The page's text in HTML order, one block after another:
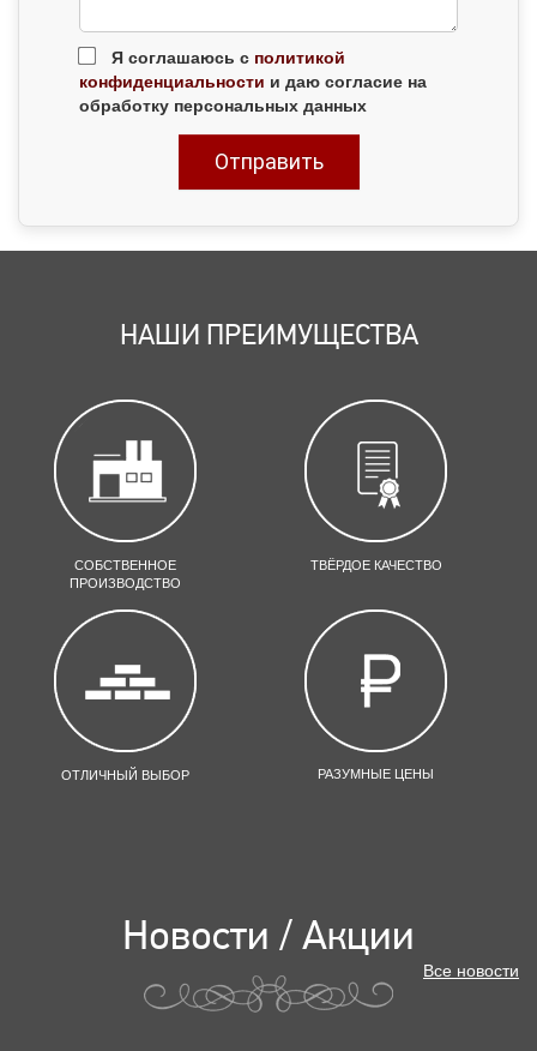
Я соглашаюсь с политикой
конфиденциальности и даю согласие на
обработку персональных данных
НАШИ ПРЕИМУЩЕСТВА
СОБСТВЕННОЕ
ПРОИЗВОДСТВО
ТВЁРДОЕ КАЧЕСТВО
ОТЛИЧНЫЙ ВЫБОР РАЗУМНЫЕ ЦЕНЫ
Новости / Акции
Все новости